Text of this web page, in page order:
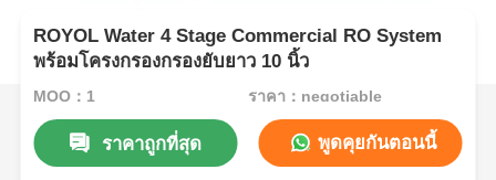
ROYOL Water 4 Stage Commercial RO System
พร้อมโครงกรองกรองยับยาว 10 นิ้ว
MOQ：1 ราคา：negotiable
ราคาถูกที่สุด พูดคุยกันตอนนี้